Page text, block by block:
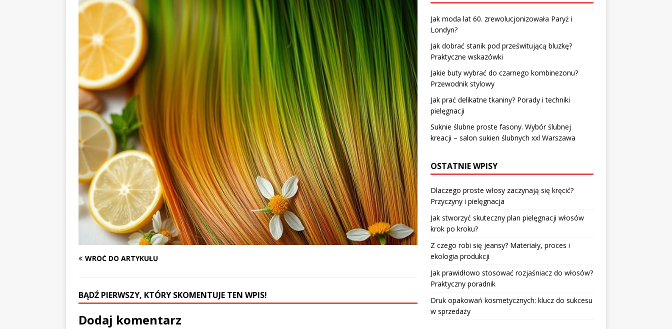
WRÓĆ DO ARTYKUŁU
BĄDŹ PIERWSZY, KTÓRY SKOMENTUJE TEN WPIS!
Dodaj komentarz
Jak moda lat 60. zrewolucjonizowała Paryż i
Londyn?
Jak dobrać stanik pod prześwitującą bluzkę?
Praktyczne wskazówki
Jakie buty wybrać do czarnego kombinezonu?
Przewodnik stylowy
Jak prać delikatne tkaniny? Porady i techniki
pielęgnacji
Suknie ślubne proste fasony. Wybór ślubnej
kreacji – salon sukien ślubnych xxl Warszawa
OSTATNIE WPISY
Dlaczego proste włosy zaczynają się kręcić?
Przyczyny i pielęgnacja
Jak stworzyć skuteczny plan pielęgnacji włosów
krok po kroku?
Z czego robi się jeansy? Materiały, proces i
ekologia produkcji
Jak prawidłowo stosować rozjaśniacz do włosów?
Praktyczny poradnik
Druk opakowań kosmetycznych: klucz do sukcesu
w sprzedaży